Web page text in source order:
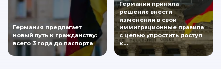
Германия предлагает
новый путь к гражданству:
всего 3 года до паспорта
Германия приняла
решение внести
изменения в свои
иммиграционные правила
с целью упростить доступ
к…